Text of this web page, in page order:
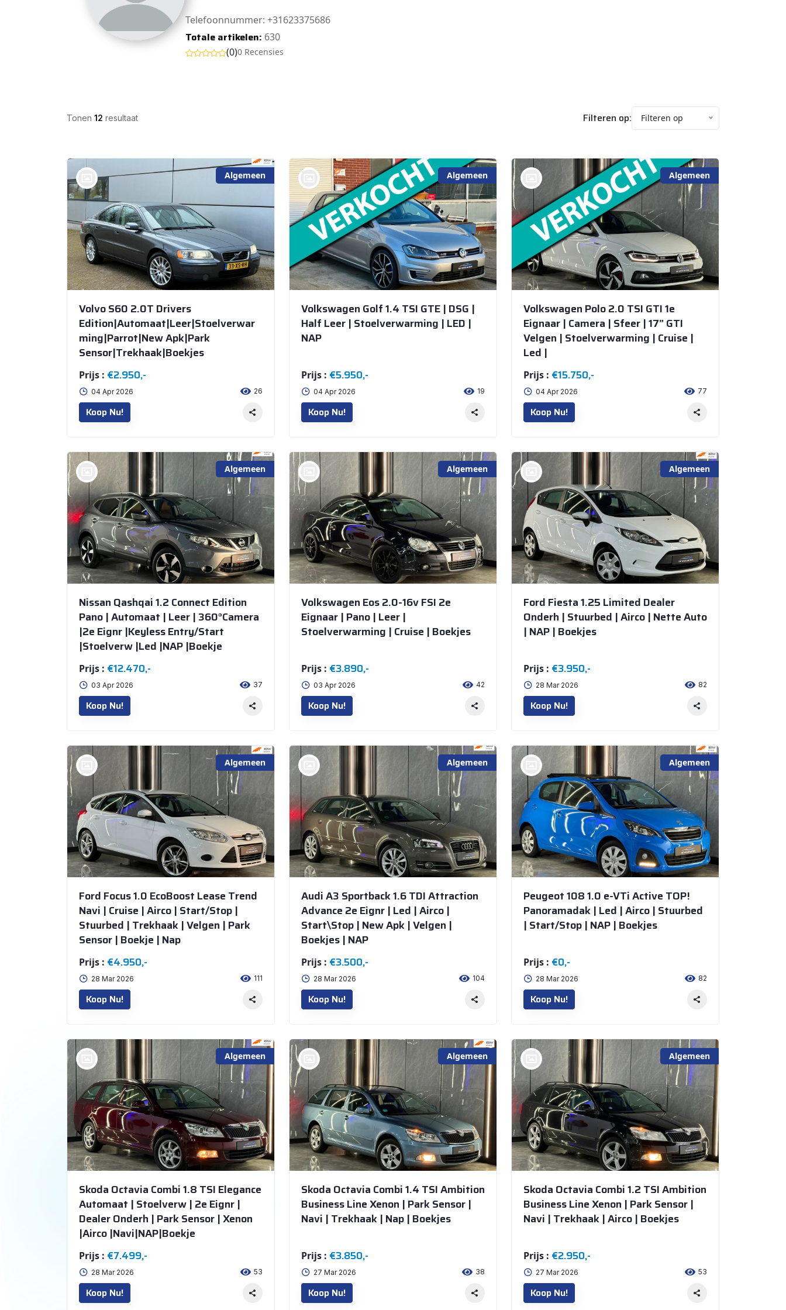
Telefoonnummer: +31623375686
Totale artikelen: 630
(0)0 Recensies
Tonen 12 resultaat Filteren op: Filteren op
Algemeen
Volvo S60 2.0T Drivers
Edition|Automaat|Leer|Stoelverwar
ming|Parrot|New Apk|Park
Sensor|Trekhaak|Boekjes
Prijs : €2.950,-
04 Apr 2026 26
Koop Nu!
Algemeen
Volkswagen Golf 1.4 TSI GTE | DSG |
Half Leer | Stoelverwarming | LED |
NAP
Prijs : €5.950,-
04 Apr 2026 19
Koop Nu!
Algemeen
Volkswagen Polo 2.0 TSI GTI 1e
Eignaar | Camera | Sfeer | 17” GTI
Velgen | Stoelverwarming | Cruise |
Led |
Prijs : €15.750,-
04 Apr 2026 77
Koop Nu!
Algemeen
Nissan Qashqai 1.2 Connect Edition
Pano | Automaat | Leer | 360°Camera
|2e Eignr |Keyless Entry/Start
|Stoelverw |Led |NAP |Boekje
Prijs : €12.470,-
03 Apr 2026 37
Koop Nu!
Algemeen
Volkswagen Eos 2.0-16v FSI 2e
Eignaar | Pano | Leer |
Stoelverwarming | Cruise | Boekjes
Prijs : €3.890,-
03 Apr 2026 42
Koop Nu!
Algemeen
Ford Fiesta 1.25 Limited Dealer
Onderh | Stuurbed | Airco | Nette Auto
| NAP | Boekjes
Prijs : €3.950,-
28 Mar 2026 82
Koop Nu!
Algemeen
Ford Focus 1.0 EcoBoost Lease Trend
Navi | Cruise | Airco | Start/Stop |
Stuurbed | Trekhaak | Velgen | Park
Sensor | Boekje | Nap
Prijs : €4.950,-
28 Mar 2026 111
Koop Nu!
Algemeen
Audi A3 Sportback 1.6 TDI Attraction
Advance 2e Eignr | Led | Airco |
Start\Stop | New Apk | Velgen |
Boekjes | NAP
Prijs : €3.500,-
28 Mar 2026 104
Koop Nu!
Algemeen
Peugeot 108 1.0 e-VTi Active TOP!
Panoramadak | Led | Airco | Stuurbed
| Start/Stop | NAP | Boekjes
Prijs : €0,-
28 Mar 2026 82
Koop Nu!
Algemeen
Skoda Octavia Combi 1.8 TSI Elegance
Automaat | Stoelverw | 2e Eignr |
Dealer Onderh | Park Sensor | Xenon
|Airco |Navi|NAP|Boekje
Prijs : €7.499,-
28 Mar 2026 53
Koop Nu!
Algemeen
Skoda Octavia Combi 1.4 TSI Ambition
Business Line Xenon | Park Sensor |
Navi | Trekhaak | Nap | Boekjes
Prijs : €3.850,-
27 Mar 2026 38
Koop Nu!
Algemeen
Skoda Octavia Combi 1.2 TSI Ambition
Business Line Xenon | Park Sensor |
Navi | Trekhaak | Airco | Boekjes
Prijs : €2.950,-
27 Mar 2026 53
Koop Nu!